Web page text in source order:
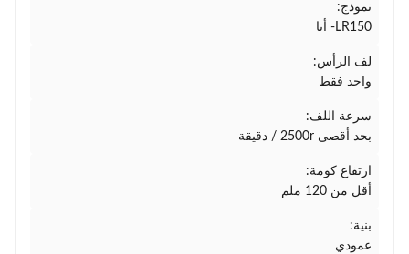
نموذج:
LR150- أنا
لف الرأس:
واحد فقط
سرعة اللف:
بحد أقصى 2500r / دقيقة
ارتفاع كومة:
أقل من 120 ملم
بنية:
عمودي